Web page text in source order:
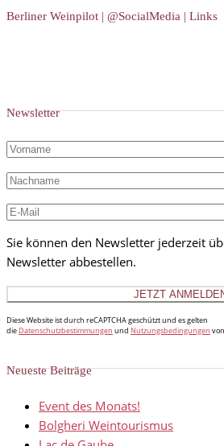
Berliner Weinpilot | @SocialMedia | Links
Newsletter
Sie können den Newsletter jederzeit
Newsletter abbestellen.
Diese Website ist durch reCAPTCHA geschützt und es gelten
die Datenschutzbestimmungen und Nutzungsbedingungen
Neueste Beiträge
Event des Monats!
Bolgheri Weintourismus